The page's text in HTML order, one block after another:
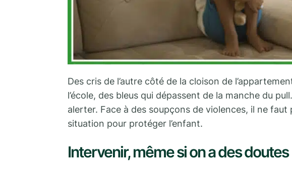
Des cris de l’autre côté de la cloison de
l’école, des bleus qui dépassent de la manche du
alerter. Face à des soupçons de violences, il ne
situation pour protéger l’enfant.
Intervenir, même si on a des doutes